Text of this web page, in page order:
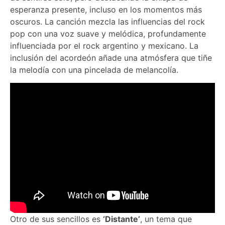
esperanza presente, incluso en los momentos más
oscuros. La canción mezcla las influencias del rock
pop con una voz suave y melódica, profundamente
influenciada por el rock argentino y mexicano. La
inclusión del acordeón añade una atmósfera que tiñe
la melodía con una pincelada de melancolía.
Otro de sus sencillos es ‘Distante’, un tema que